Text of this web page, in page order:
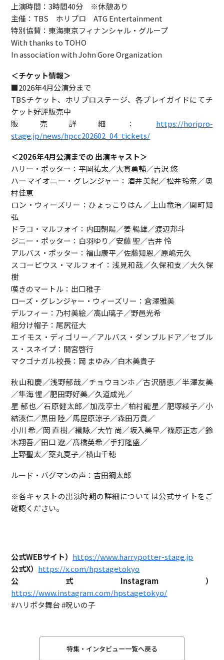
上演時間：3時間40分 ※休憩あり
主催：TBS ホリプロ ATG Entertainment
特別協賛：東海東京フィナンシャル・グループ
With thanks to TOHO
In association with John Gore Organization
＜チケット情報＞
■2026年4月公演分まで
TBSチケット、ホリプロステージ、各プレイガイドにてチ
ケット好評販売中
販売詳細： https://horipro-
stage.jp/news/hpcc202602_04_tickets/
＜2026年4月公演までの 出演キャスト＞
ハリー・ポッター：平岡祐太／大貫勇輔／吉沢 悠
ハーマイオニー・グレンジャー：酒井美紀／松井玲奈／奥
村佳恵
ロン・ウィーズリー：ひょっこりはん／上山竜治／関町知
弘
ドラコ・マルフォイ：内田朝陽／姜 暢雄／渡辺邦斗
ジニー・ポッター：白羽ゆり／安藤 聖／吉井 怜
アルバス・ポッター：福山康平／佐藤知恩／原嶋元久
スコーピウス・マルフォイ：浅見和哉／久保和支／大久保
樹
嘆きのマートル：出口稚子
ローズ・グレンジャー・ウィーズリー：倉澤雅美
デルフィー：乃村美絵／高山璃子／野邑光希
組分け帽子：尾尻征大
エイモス・ディゴリー／アルバス・ダンブルドア／セブル
ス・スネイプ：間宮啓行
マクゴナガル校長：岡 まゆみ／白木美貴子
秋山和慶／浅野郁哉／チョウヨンホ／古沢朋恵／半澤友美
／隼海 惺／肥田野好美／久道成光／
星 郁也／石原健太郎／加茂享士／柏村龍星／肥塚綾子／小
結湊仁／黒田 陸／馬屋原涼子／森田万貴／
小川 希／岡 直樹／織詠／大竹 尚／坂入美早／篠原正志／鈴
木翔吾／田口 遼／髙橋英希／手打隆盛／
上野聖太／薬丸夏子／横山千穂
ルード・バグマンの声：吉田鋼太郎
※各キャストの出演時期の詳細については公式サイトをご
確認ください。
公式WEBサイト） https://www.harrypotter-stage.jp
公式X） https://x.com/hpstagetokyo
公式Instagram）
https://www.instagram.com/hpstagetokyo/
#ハリポタ舞台 #呪いの子
特集・インタビュー一覧へ戻る